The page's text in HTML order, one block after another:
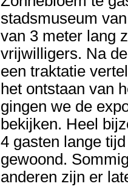
stadsmuseum
van 3 meter lang
vrijwilligers. Na
een traktatie
het ontstaan van
gingen we de
bekijken. Heel
4 gasten lange
gewoond.
anderen zijn er